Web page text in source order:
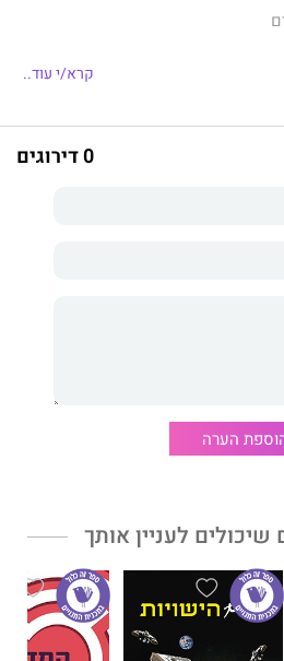
מקורית ומיוחדת.
קרא/י עוד..
0 דירוגים
הערה
לעניין אותך